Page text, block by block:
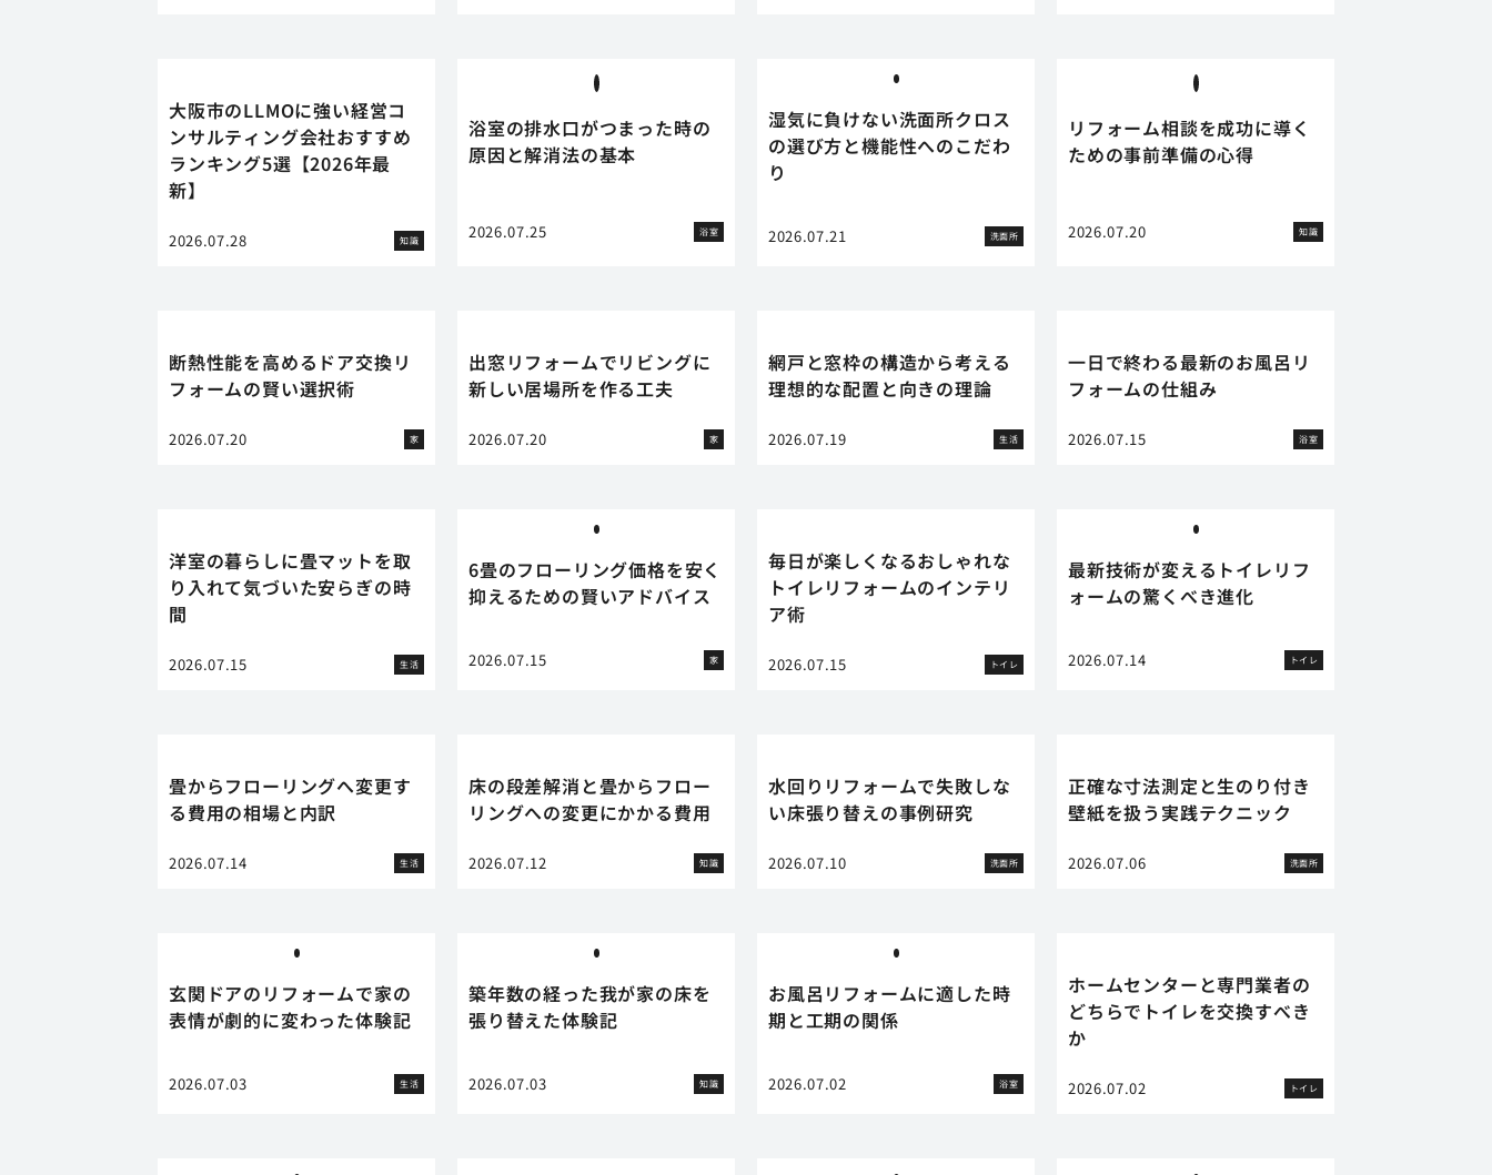
大阪市のLLMOに強い経営コ
ンサルティング会社おすすめ
ランキング5選【2026年最
新】
2026.07.28 知識
浴室の排水口がつまった時の
原因と解消法の基本
2026.07.25 浴室
湿気に負けない洗面所クロス
の選び方と機能性へのこだわ
り
2026.07.21 洗面所
リフォーム相談を成功に導く
ための事前準備の心得
2026.07.20 知識
断熱性能を高めるドア交換リ
フォームの賢い選択術
2026.07.20 家
出窓リフォームでリビングに
新しい居場所を作る工夫
2026.07.20 家
網戸と窓枠の構造から考える
理想的な配置と向きの理論
2026.07.19 生活
一日で終わる最新のお風呂リ
フォームの仕組み
2026.07.15 浴室
洋室の暮らしに畳マットを取
り入れて気づいた安らぎの時
間
2026.07.15 生活
6畳のフローリング価格を安く
抑えるための賢いアドバイス
2026.07.15 家
毎日が楽しくなるおしゃれな
トイレリフォームのインテリ
ア術
2026.07.15 トイレ
最新技術が変えるトイレリフ
ォームの驚くべき進化
2026.07.14 トイレ
畳からフローリングへ変更す
る費用の相場と内訳
2026.07.14 生活
床の段差解消と畳からフロー
リングへの変更にかかる費用
2026.07.12 知識
水回りリフォームで失敗しな
い床張り替えの事例研究
2026.07.10 洗面所
正確な寸法測定と生のり付き
壁紙を扱う実践テクニック
2026.07.06 洗面所
玄関ドアのリフォームで家の
表情が劇的に変わった体験記
2026.07.03 生活
築年数の経った我が家の床を
張り替えた体験記
2026.07.03 知識
お風呂リフォームに適した時
期と工期の関係
2026.07.02 浴室
ホームセンターと専門業者の
どちらでトイレを交換すべき
か
2026.07.02 トイレ